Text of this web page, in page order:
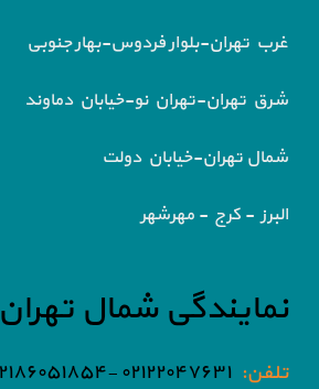
غرب تهران-بلوار فردوس-بهار جنوبی
شرق تهران-تهران نو-خیابان دماوند
شمال تهران-خیابان دولت
البرز - کرج - مهرشهر
نمایندگی شمال تهران
تلفن: ۰۲۱۲۲۰۴۷۶۳۱ -۰۲۱۸۶۰۵۱۸۵۴